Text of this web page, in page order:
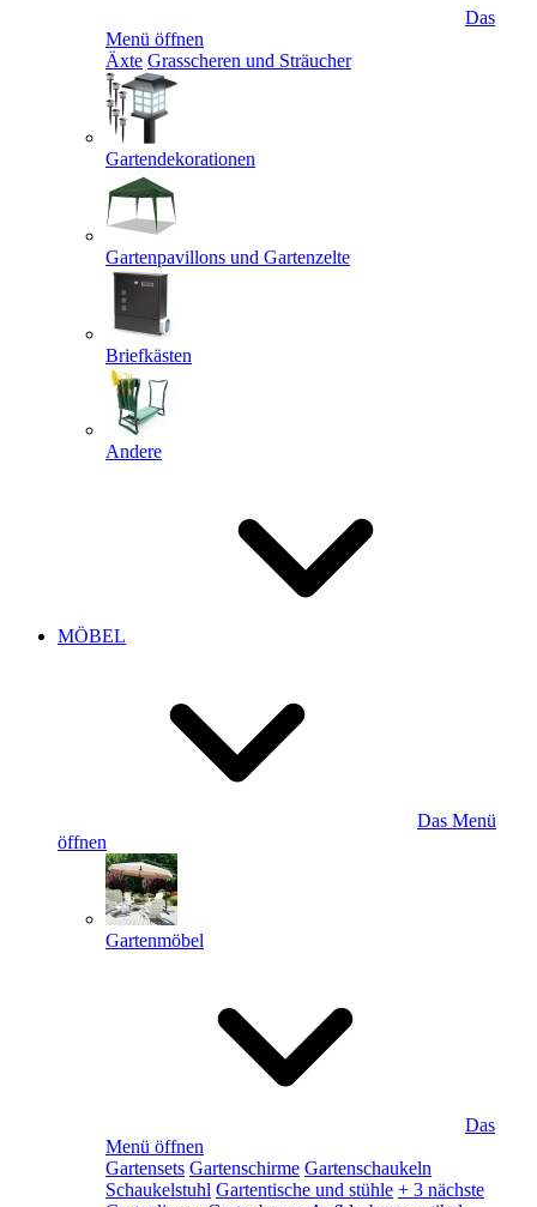
Das
Menü öffnen
Äxte Grasscheren und Sträucher
Gartendekorationen
Gartenpavillons und Gartenzelte
Briefkästen
Andere
MÖBEL
Das Menü
öffnen
Gartenmöbel
Das
Menü öffnen
Gartensets Gartenschirme Gartenschaukeln
Schaukelstuhl Gartentische und stühle + 3 nächste